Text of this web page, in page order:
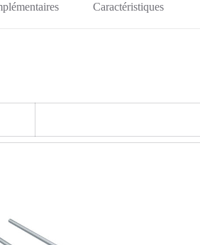
Caractéristiques